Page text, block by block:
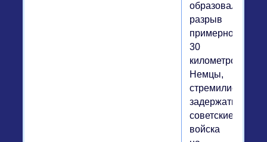
образовался
разрыв
примерно
30
километров.
Немцы,
стремились
задержать
советские
войска